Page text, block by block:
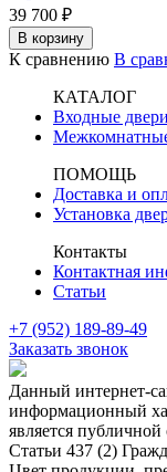
39 700 ₽
В корзину
К сравнению В
КАТАЛОГ
Входные двери
ПОМОЩЬ
Доставка и
Установка
Контакты
Контактная
Статьи
+7 (952) 189-89-49
Заказать звонок
Данный интернет-
информационный
является
Статьи 437 (2)